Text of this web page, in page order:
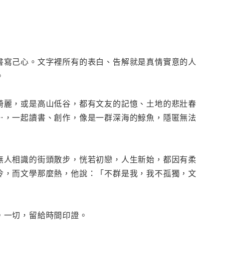
己心。文字裡所有的表白、告解就是真情實意的人
，或是高山低谷，都有文友的記憶、土地的悲壯春
一起讀書、創作，像是一群深海的鯨魚，隱匿無法
相識的街頭散步，恍若初戀，人生新始，都因有柔
而文學那麼熱，他說：「不群是我，我不孤獨，文
切，留給時間印證。